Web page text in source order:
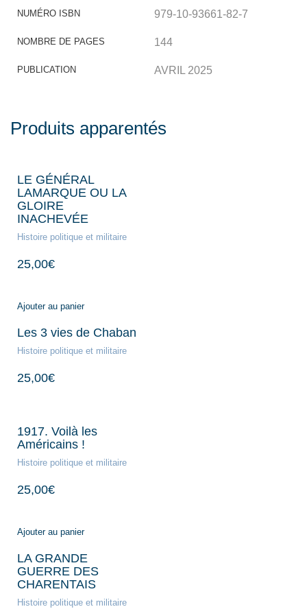
NUMÉRO ISBN 979-10-93661-82-7
NOMBRE DE PAGES 144
PUBLICATION AVRIL 2025
Produits apparentés
LE GÉNÉRAL
LAMARQUE OU LA
GLOIRE
INACHEVÉE
Histoire politique et militaire
25,00€
Ajouter au panier
Les 3 vies de Chaban
Histoire politique et militaire
25,00€
1917. Voilà les
Américains !
Histoire politique et militaire
25,00€
Ajouter au panier
LA GRANDE
GUERRE DES
CHARENTAIS
Histoire politique et militaire